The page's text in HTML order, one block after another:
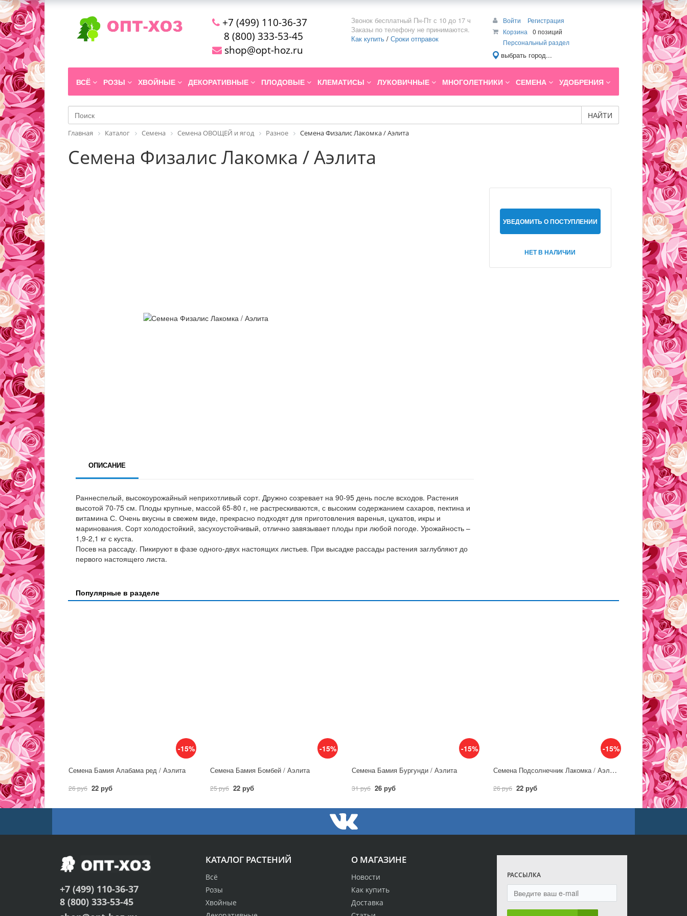
+7 (499) 110-36-37
8 (800) 333-53-45
shop@opt-hoz.ru
Звонок бесплатный Пн-Пт с 10 до 17 ч
Заказы по телефону не принимаются.
Как купить / Сроки отправок
Войти
Регистрация
Корзина
0 позиций
Персональный раздел
выбрать город...
ВСЁ РОЗЫ ХВОЙНЫЕ ДЕКОРАТИВНЫЕ ПЛОДОВЫЕ КЛЕМАТИСЫ ЛУКОВИЧНЫЕ МНОГОЛЕТНИКИ СЕМЕНА УДОБРЕНИЯ
НАЙТИ
Главная Каталог Семена Семена ОВОЩЕЙ и ягод Разное Семена Физалис Лакомка / Аэлита
Семена Физалис Лакомка / Аэлита
УВЕДОМИТЬ О ПОСТУПЛЕНИИ
НЕТ В НАЛИЧИИ
ОПИСАНИЕ
Раннеспелый, высокоурожайный неприхотливый сорт. Дружно созревает на 90-95 день после всходов. Растения
высотой 70-75 см. Плоды крупные, массой 65-80 г, не растрескиваются, с высоким содержанием сахаров, пектина и
витамина С. Очень вкусны в свежем виде, прекрасно подходят для приготовления варенья, цукатов, икры и
маринования. Сорт холодостойкий, засухоустойчивый, отлично завязывает плоды при любой погоде. Урожайность –
1,9-2,1 кг с куста.
Посев на рассаду. Пикируют в фазе одного-двух настоящих листьев. При высадке рассады растения заглубляют до
первого настоящего листа.
Популярные в разделе
-15%
Семена Бамия Алабама ред / Аэлита
26 руб 22 руб
-15%
Семена Бамия Бомбей / Аэлита
25 руб 22 руб
-15%
Семена Бамия Бургунди / Аэлита
31 руб 26 руб
-15%
Семена Подсолнечник Лакомка / Аэлита
26 руб 22 руб
О МАГАЗИНЕ
Новости
Как купить
Доставка
КАТАЛОГ РАСТЕНИЙ
Всё
Розы
Хвойные
РАССЫЛКА
+7 (499) 110-36-37
8 (800) 333-53-45